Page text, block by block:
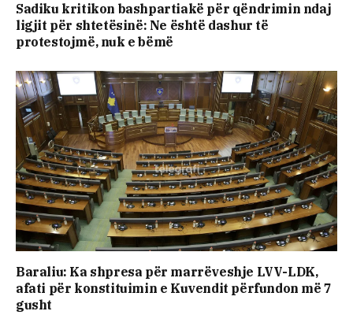
Sadiku kritikon bashpartiakë për qëndrimin ndaj
ligjit për shtetësinë: Ne është dashur të
protestojmë, nuk e bëmë
Baraliu: Ka shpresa për marrëveshje LVV-LDK,
afati për konstituimin e Kuvendit përfundon më 7
gusht